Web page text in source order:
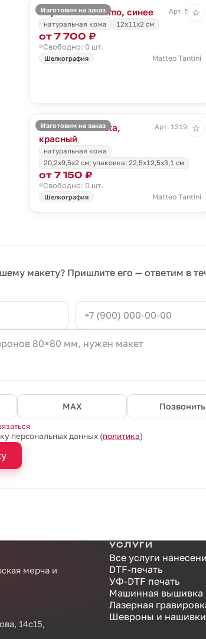
Изготовим на заказ
Портмоне Palermo, синее
Арт. 5266
натуральная кожа
12х11х2 см
от 7 700 ₽
Свободно: 0 шт.
Шелкография Matteo Tantini
☆
Изготовим на заказ
Кошелек Torretta,
красный
Арт. 13196.50
натуральная кожа
20,2х9,5х2 см; упаковка: 22,5х12,5х3,1 см
от 7 150 ₽
Свободно: 0 шт.
Шелкография Matteo Tantini
☆
макету? Пришлите его — ответим в
MAX Позвонить
персональных данных (политика)
мерча и
14с15,
УСЛУГИ
Все услуги
DTF-печать
УФ-DTF печать
Машинная вышивка
Лазерная
Шевроны и нашивки